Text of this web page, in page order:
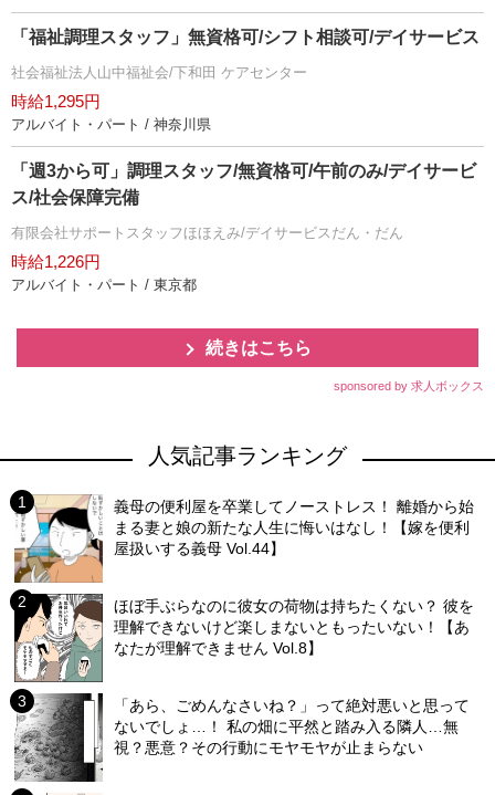
「福祉調理スタッフ」無資格可/シフト相談可/デイサービス
社会福祉法人山中福祉会/下和田 ケアセンター
時給1,295円
アルバイト・パート / 神奈川県
「週3から可」調理スタッフ/無資格可/午前のみ/デイサービ
ス/社会保障完備
有限会社サポートスタッフほほえみ/デイサービスだん・だん
時給1,226円
アルバイト・パート / 東京都
続きはこちら
sponsored by 求人ボックス
人気記事ランキング
義母の便利屋を卒業してノーストレス！ 離婚から始
まる妻と娘の新たな人生に悔いはなし！【嫁を便利
屋扱いする義母 Vol.44】
ほぼ手ぶらなのに彼女の荷物は持ちたくない？ 彼を
理解できないけど楽しまないともったいない！【あ
なたが理解できません Vol.8】
「あら、ごめんなさいね？」って絶対悪いと思って
ないでしょ…！ 私の畑に平然と踏み入る隣人…無
視？悪意？その行動にモヤモヤが止まらない